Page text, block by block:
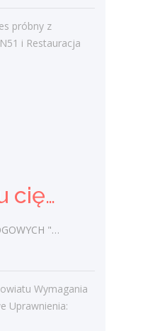
świętokrzyskim
murarzy
w
próbny z
i Restauracja
Kierowca samochodu ciężarowego (k/m)
Wymagania
Uprawnienia: